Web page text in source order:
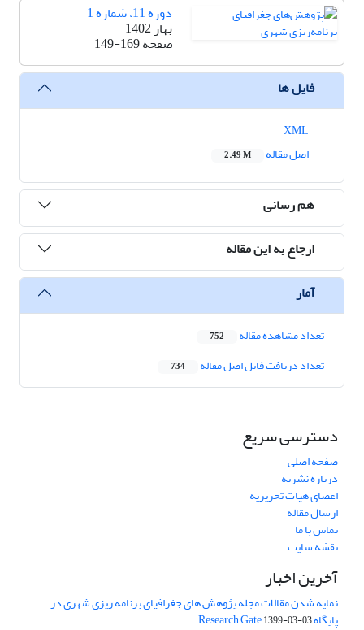
دوره 11، شماره 1
بهار 1402
صفحه149-169
فایل ها
اصل مقاله
2.49 M
هم رسانی
ارجاع به این مقاله
آمار
تعداد مشاهده مقاله 752
تعداد دریافت فایل اصل مقاله 734
دسترسی سریع
صفحه اصلی
درباره نشریه
اعضای هیات تحریریه
ارسال مقاله
تماس با ما
نقشه سایت
آخرین اخبار
نمایه شدن مقالات مجله پژوهش های جغرافیای برنامه ریزی شهری در
پایگاه Research Gate1399-03-03